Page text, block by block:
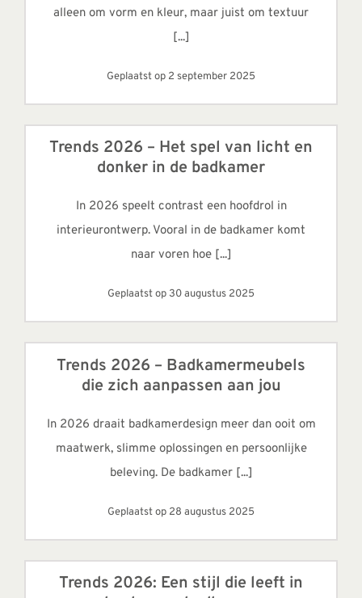
alleen om vorm en kleur, maar juist om textuur
[...]
Geplaatst op 2 september 2025
Trends 2026 – Het spel van licht en
donker in de badkamer
In 2026 speelt contrast een hoofdrol in
interieurontwerp. Vooral in de badkamer komt
naar voren hoe [...]
Geplaatst op 30 augustus 2025
Trends 2026 – Badkamermeubels
die zich aanpassen aan jou
In 2026 draait badkamerdesign meer dan ooit om
maatwerk, slimme oplossingen en persoonlijke
beleving. De badkamer [...]
Geplaatst op 28 augustus 2025
Trends 2026: Een stijl die leeft in